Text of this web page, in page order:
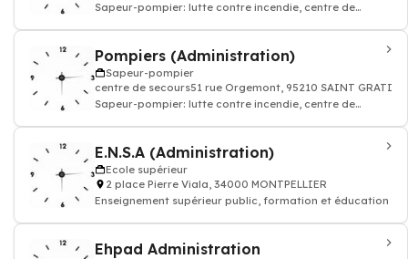
Sapeur-pompier: lutte contre incendie, centre de
Pompiers (Administration)
Sapeur-pompier
centre de secours51 rue Orgemont, 95210 SAINT GRATIEN
Sapeur-pompier: lutte contre incendie, centre de
E.N.S.A (Administration)
Ecole supérieur
2 place Pierre Viala, 34000 MONTPELLIER
Enseignement supérieur public, formation et éducation
Ehpad Administration